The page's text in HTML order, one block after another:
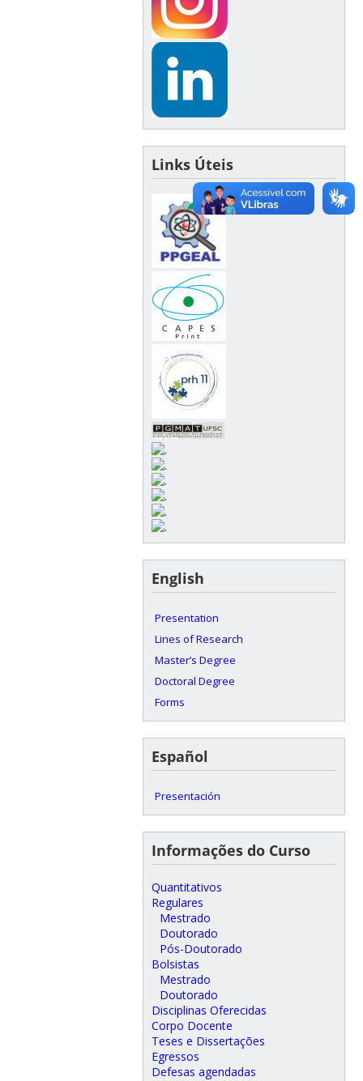
Links Úteis
English
Presentation
Lines of Research
Master’s Degree
Doctoral Degree
Forms
Español
Presentación
Informações do Curso
Quantitativos
Regulares
Mestrado
Doutorado
Pós-Doutorado
Bolsistas
Mestrado
Doutorado
Disciplinas Oferecidas
Corpo Docente
Teses e Dissertações
Egressos
Defesas agendadas